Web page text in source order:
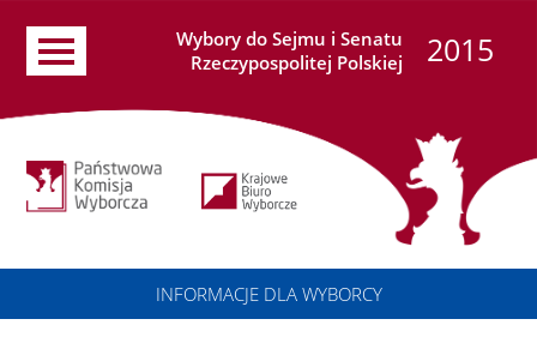
Wybory do Sejmu i Senatu
Rzeczypospolitej Polskiej
2015
INFORMACJE DLA WYBORCY